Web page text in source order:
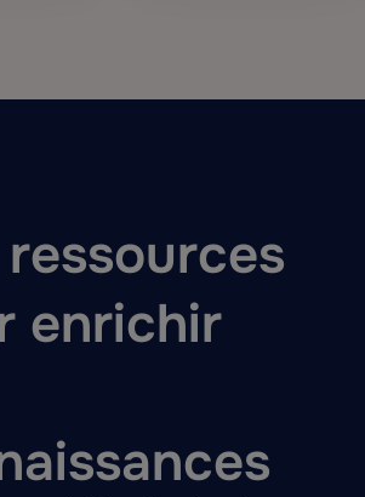
ressources
enrichir